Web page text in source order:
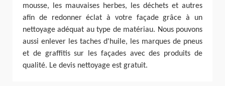
mousse, les mauvaises herbes, les déchets et autres
afin de redonner éclat à votre façade grâce à un
nettoyage adéquat au type de matériau. Nous pouvons
aussi enlever les taches d'huile, les marques de pneus
et de graffitis sur les façades avec des produits de
qualité. Le devis nettoyage est gratuit.